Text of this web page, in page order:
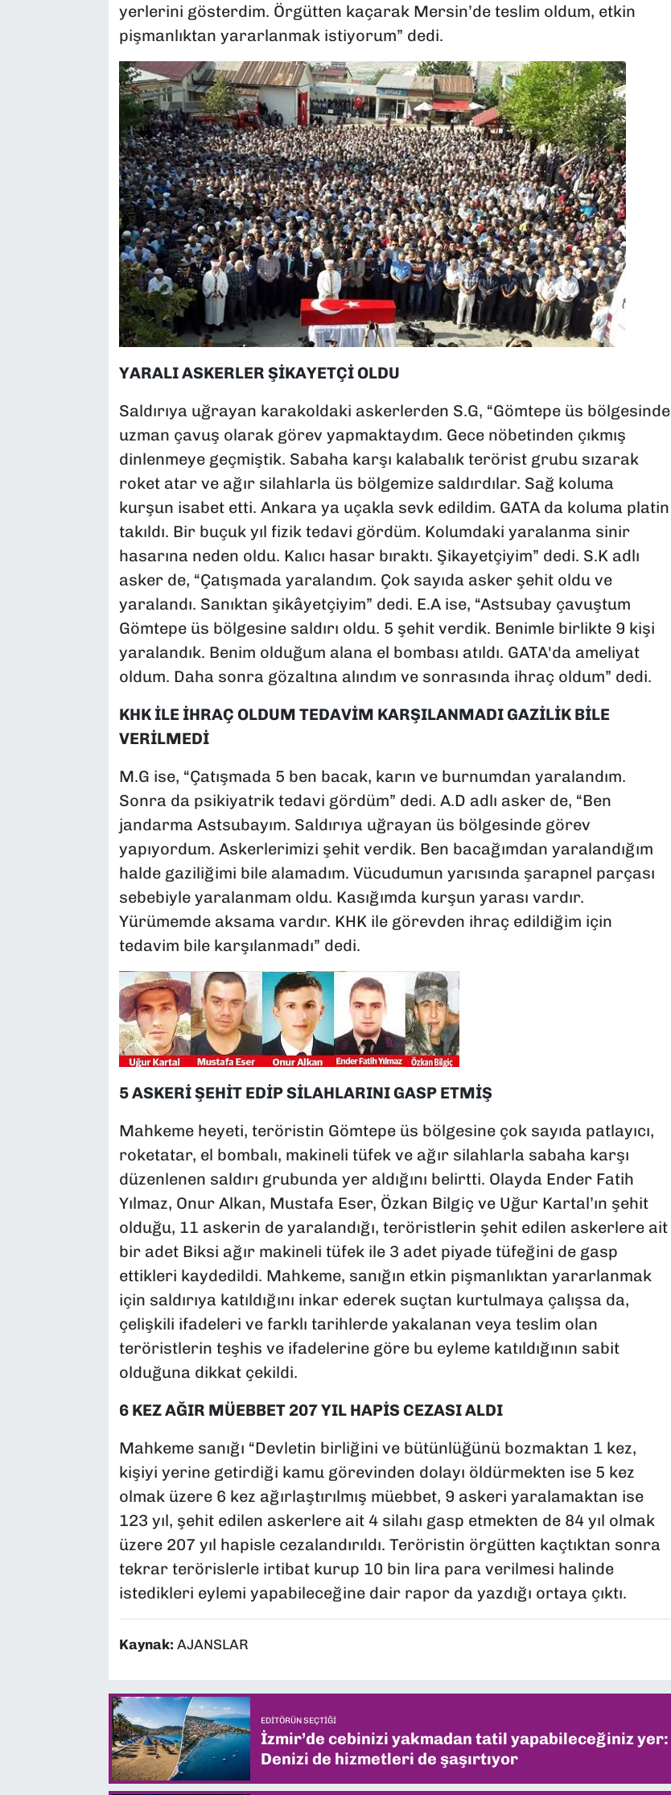
yerlerini gösterdim. Örgütten kaçarak Mersin’de teslim oldum, etkin
pişmanlıktan yararlanmak istiyorum” dedi.
YARALI ASKERLER ŞİKAYETÇİ OLDU
Saldırıya uğrayan karakoldaki askerlerden S.G, “Gömtepe üs bölgesinde
uzman çavuş olarak görev yapmaktaydım. Gece nöbetinden çıkmış
dinlenmeye geçmiştik. Sabaha karşı kalabalık terörist grubu sızarak
roket atar ve ağır silahlarla üs bölgemize saldırdılar. Sağ koluma
kurşun isabet etti. Ankara ya uçakla sevk edildim. GATA da koluma platin
takıldı. Bir buçuk yıl fizik tedavi gördüm. Kolumdaki yaralanma sinir
hasarına neden oldu. Kalıcı hasar bıraktı. Şikayetçiyim” dedi. S.K adlı
asker de, “Çatışmada yaralandım. Çok sayıda asker şehit oldu ve
yaralandı. Sanıktan şikâyetçiyim” dedi. E.A ise, “Astsubay çavuştum
Gömtepe üs bölgesine saldırı oldu. 5 şehit verdik. Benimle birlikte 9 kişi
yaralandık. Benim olduğum alana el bombası atıldı. GATA'da ameliyat
oldum. Daha sonra gözaltına alındım ve sonrasında ihraç oldum” dedi.
KHK İLE İHRAÇ OLDUM TEDAVİM KARŞILANMADI GAZİLİK BİLE
VERİLMEDİ
M.G ise, “Çatışmada 5 ben bacak, karın ve burnumdan yaralandım.
Sonra da psikiyatrik tedavi gördüm” dedi. A.D adlı asker de, “Ben
jandarma Astsubayım. Saldırıya uğrayan üs bölgesinde görev
yapıyordum. Askerlerimizi şehit verdik. Ben bacağımdan yaralandığım
halde gaziliğimi bile alamadım. Vücudumun yarısında şarapnel parçası
sebebiyle yaralanmam oldu. Kasığımda kurşun yarası vardır.
Yürümemde aksama vardır. KHK ile görevden ihraç edildiğim için
tedavim bile karşılanmadı” dedi.
5 ASKERİ ŞEHİT EDİP SİLAHLARINI GASP ETMİŞ
Mahkeme heyeti, teröristin Gömtepe üs bölgesine çok sayıda patlayıcı,
roketatar, el bombalı, makineli tüfek ve ağır silahlarla sabaha karşı
düzenlenen saldırı grubunda yer aldığını belirtti. Olayda Ender Fatih
Yılmaz, Onur Alkan, Mustafa Eser, Özkan Bilgiç ve Uğur Kartal’ın şehit
olduğu, 11 askerin de yaralandığı, teröristlerin şehit edilen askerlere ait
bir adet Biksi ağır makineli tüfek ile 3 adet piyade tüfeğini de gasp
ettikleri kaydedildi. Mahkeme, sanığın etkin pişmanlıktan yararlanmak
için saldırıya katıldığını inkar ederek suçtan kurtulmaya çalışsa da,
çelişkili ifadeleri ve farklı tarihlerde yakalanan veya teslim olan
teröristlerin teşhis ve ifadelerine göre bu eyleme katıldığının sabit
olduğuna dikkat çekildi.
6 KEZ AĞIR MÜEBBET 207 YIL HAPİS CEZASI ALDI
Mahkeme sanığı “Devletin birliğini ve bütünlüğünü bozmaktan 1 kez,
kişiyi yerine getirdiği kamu görevinden dolayı öldürmekten ise 5 kez
olmak üzere 6 kez ağırlaştırılmış müebbet, 9 askeri yaralamaktan ise
123 yıl, şehit edilen askerlere ait 4 silahı gasp etmekten de 84 yıl olmak
üzere 207 yıl hapisle cezalandırıldı. Teröristin örgütten kaçtıktan sonra
tekrar terörislerle irtibat kurup 10 bin lira para verilmesi halinde
istedikleri eylemi yapabileceğine dair rapor da yazdığı ortaya çıktı.
Kaynak: AJANSLAR
EDITÖRÜN SEÇTIĞI
İzmir’de cebinizi yakmadan tatil yapabileceğiniz yer:
Denizi de hizmetleri de şaşırtıyor